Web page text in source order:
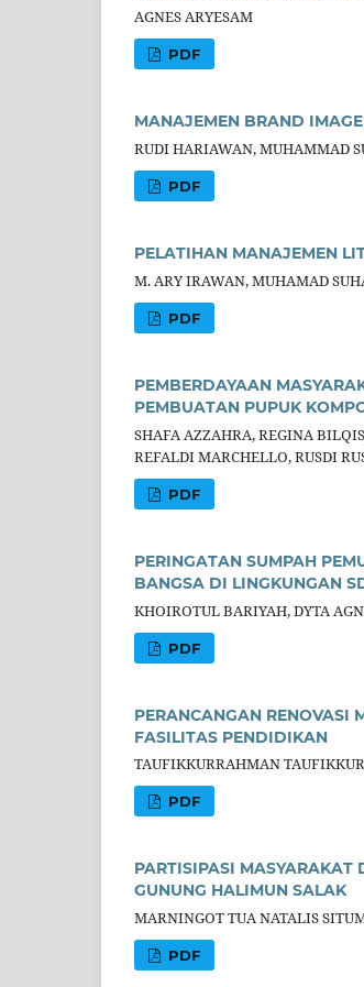
AGNES ARYESAM
PDF
MANAJEMEN BRAND
RUDI HARIAWAN, MUHAMMAD
PDF
PELATIHAN MANAJEMEN
M. ARY IRAWAN, MUHAMAD
PDF
PEMBERDAYAAN
PEMBUATAN PUPUK
SHAFA AZZAHRA, REGINA
REFALDI MARCHELLO, RUSDI
PDF
PERINGATAN SUMPAH
BANGSA DI LINGKUNGAN
KHOIROTUL BARIYAH, DYTA
PDF
PERANCANGAN RENOVASI
FASILITAS PENDIDIKAN
TAUFIKKURRAHMAN
PDF
PARTISIPASI
GUNUNG HALIMUN SALAK
MARNINGOT TUA NATALIS
PDF